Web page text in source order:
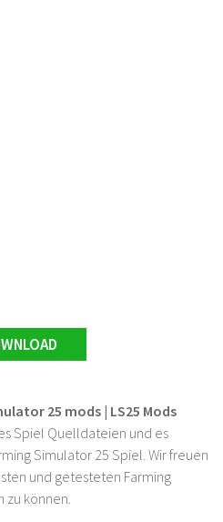
25 mods | LS25 Mods
Spiel Quelldateien und es
Simulator 25 Spiel. Wir freuen
und getesteten Farming
können.